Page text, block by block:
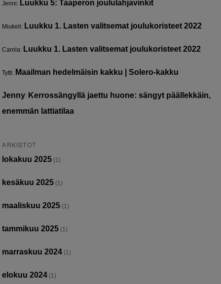
Jenni: Luukku 5: Taaperon joululahjavinkit
Miukeli: Luukku 1. Lasten valitsemat joulukoristeet 2022
Carola: Luukku 1. Lasten valitsemat joulukoristeet 2022
Tytti: Maailman hedelmäisin kakku | Solero-kakku
Jenny: Kerrossängyllä jaettu huone: sängyt päällekkäin,
enemmän lattiatilaa
ARKISTOT
lokakuu 2025 (1)
kesäkuu 2025 (1)
maaliskuu 2025 (1)
tammikuu 2025 (1)
marraskuu 2024 (1)
elokuu 2024 (1)